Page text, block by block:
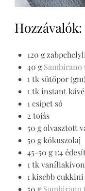
Hozzávalók:
120 g
40 gSambirano
1 tk sütőpor (gm)
1 tk instant
1 csipet só
2 tojás
50 g olvasztott
50 g kókuszolaj
45-50 g 1:4
1 tk
1 kisebb